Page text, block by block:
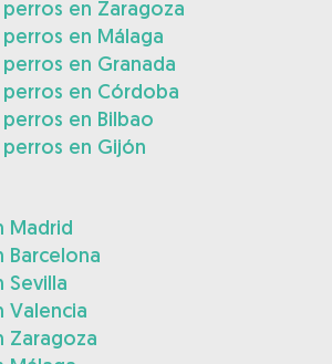
en Zaragoza
en Málaga
en Granada
en Córdoba
en Bilbao
en Gijón
Madrid
Valencia
Zaragoza